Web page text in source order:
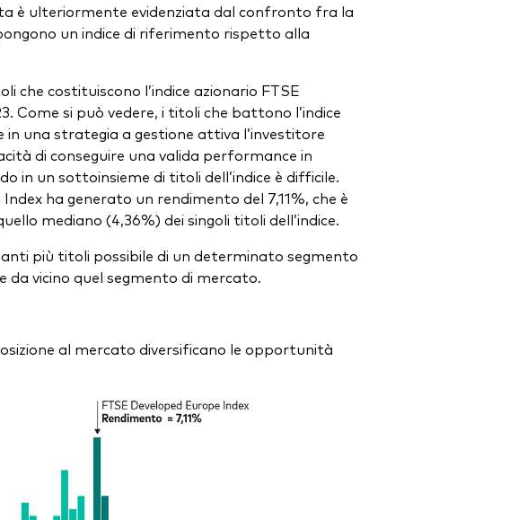
è ulteriormente evidenziata dal confronto fra la
un indice di riferimento rispetto alla
costituiscono l’indice azionario FTSE
Come si può vedere, i titoli che battono l’indice
una strategia a gestione attiva l’investitore
di conseguire una valida performance in
in un sottoinsieme di titoli dell’indice è difficile.
ha generato un rendimento del 7,11%, che è
mediano (4,36%) dei singoli titoli dell’indice.
più titoli possibile di un determinato segmento
da vicino quel segmento di mercato.
al mercato diversificano le opportunità